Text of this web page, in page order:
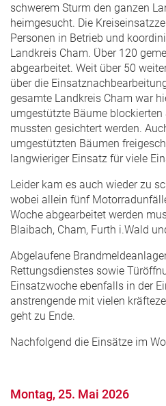
schwerem Sturm den ganzen
heimgesucht. Die
Personen in Betrieb und
Landkreis Cham. Über 120
abgearbeitet. Weit über 50
über die
gesamte Landkreis Cham war
umgestützte Bäume blockierten
mussten gesichtert werden.
umgestützten Bäumen
langwieriger Einsatz für viele
Leider kam es auch wieder zu
wobei allein fünf
Woche abgearbeitet werden
Blaibach, Cham, Furth i.Wald
Abgelaufene
Rettungsdienstes sowie
Einsatzwoche ebenfalls in der
anstrengende mit vielen
geht zu Ende.
Nachfolgend die Einsätze im
Montag, 25. Mai 2026